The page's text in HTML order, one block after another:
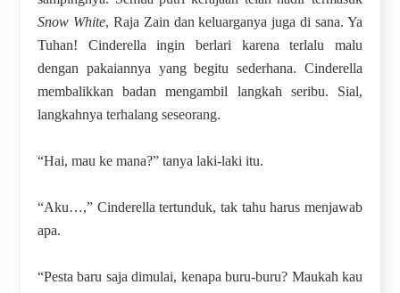
Snow White, Raja Zain dan keluarganya juga di sana. Ya
Tuhan! Cinderella ingin berlari karena terlalu malu
dengan pakaiannya yang begitu sederhana. Cinderella
membalikkan badan mengambil langkah seribu. Sial,
langkahnya terhalang seseorang.
“Hai, mau ke mana?” tanya laki-laki itu.
“Aku…,” Cinderella tertunduk, tak tahu harus menjawab
apa.
“Pesta baru saja dimulai, kenapa buru-buru? Maukah kau